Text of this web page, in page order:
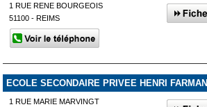
1 RUE RENE BOURGEOIS
51100 - REIMS
ECOLE SECONDAIRE PRIVEE HENRI FARMAN
1 RUE MARIE MARVINGT